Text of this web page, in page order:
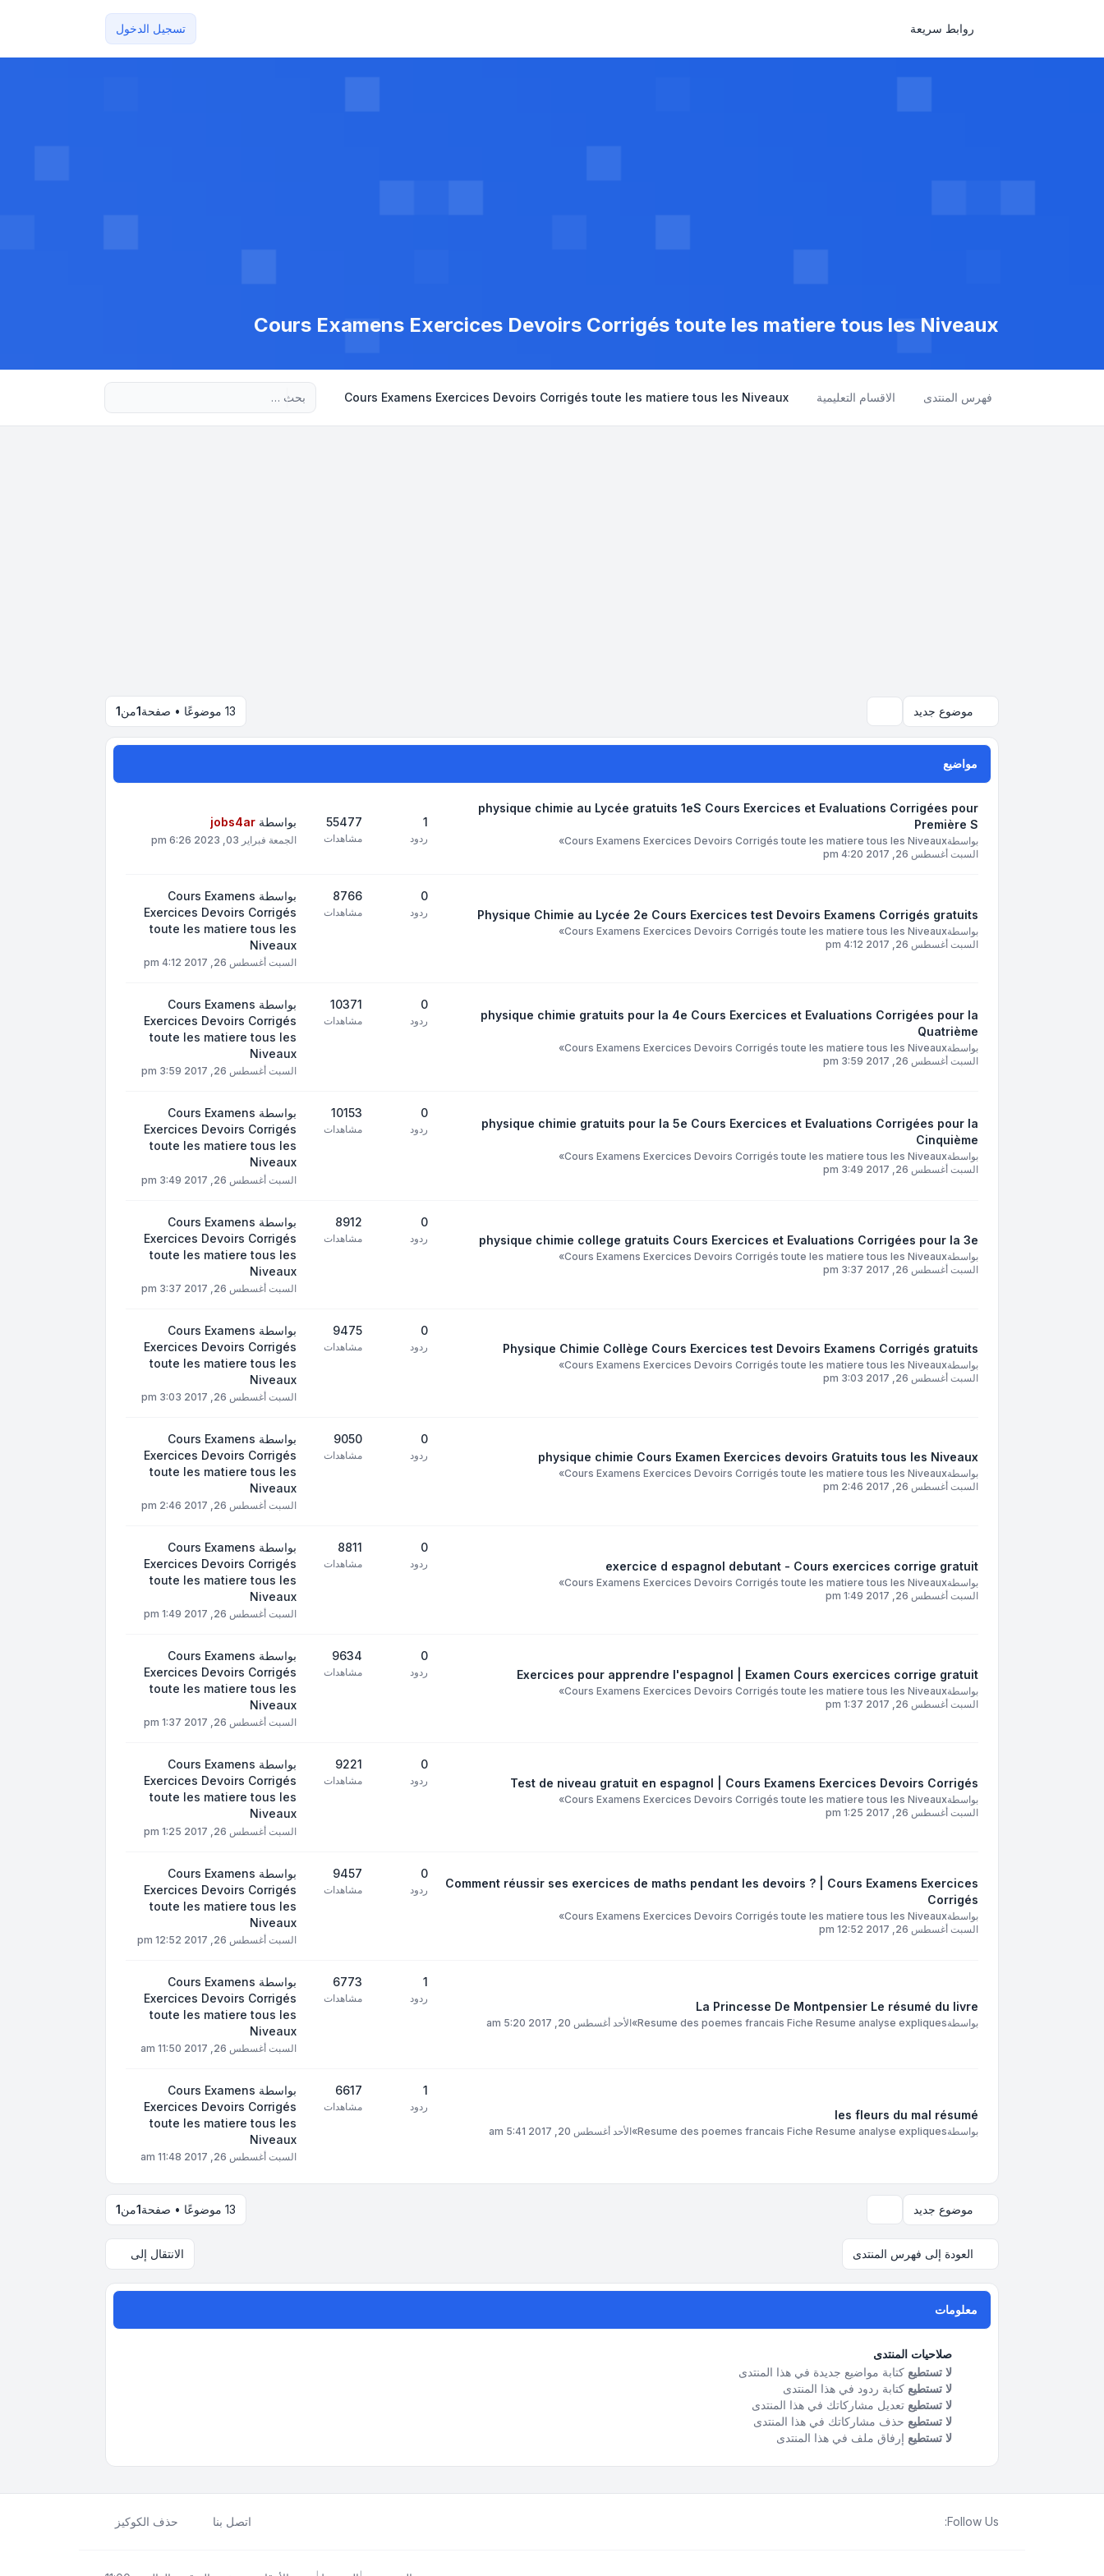
روابط سريعة تسجيل الدخول
Cours Examens Exercices Devoirs Corrigés toute les matiere tous les Niveaux
فهرس المنتدى الاقسام التعليمية Cours Examens Exercices Devoirs Corrigés toute les matiere tous les Niveaux
موضوع جديد 13 موضوعًا • صفحة 1من1
مواضيع
physique chimie au Lycée gratuits 1eS Cours Exercices et Evaluations Corrigées pour
Première S
بواسطةCours Examens Exercices Devoirs Corrigés toute les matiere tous les Niveaux
»
السبت أغسطس 26, 2017 4:20 pm
1
ردود
55477
مشاهدات
بواسطة jobs4ar
الجمعة فبراير 03, 2023 6:26 pm
Physique Chimie au Lycée 2e Cours Exercices test Devoirs Examens Corrigés gratuits
بواسطةCours Examens Exercices Devoirs Corrigés toute les matiere tous les Niveaux
»
السبت أغسطس 26, 2017 4:12 pm
0
ردود
8766
مشاهدات
بواسطة Cours Examens
Exercices Devoirs Corrigés
toute les matiere tous les
Niveaux
السبت أغسطس 26, 2017 4:12 pm
physique chimie gratuits pour la 4e Cours Exercices et Evaluations Corrigées pour la
Quatrième
بواسطةCours Examens Exercices Devoirs Corrigés toute les matiere tous les Niveaux
»
السبت أغسطس 26, 2017 3:59 pm
0
ردود
10371
مشاهدات
بواسطة Cours Examens
Exercices Devoirs Corrigés
toute les matiere tous les
Niveaux
السبت أغسطس 26, 2017 3:59 pm
physique chimie gratuits pour la 5e Cours Exercices et Evaluations Corrigées pour la
Cinquième
بواسطةCours Examens Exercices Devoirs Corrigés toute les matiere tous les Niveaux
»
السبت أغسطس 26, 2017 3:49 pm
0
ردود
10153
مشاهدات
بواسطة Cours Examens
Exercices Devoirs Corrigés
toute les matiere tous les
Niveaux
السبت أغسطس 26, 2017 3:49 pm
physique chimie college gratuits Cours Exercices et Evaluations Corrigées pour la 3e
بواسطةCours Examens Exercices Devoirs Corrigés toute les matiere tous les Niveaux
»
السبت أغسطس 26, 2017 3:37 pm
0
ردود
8912
مشاهدات
بواسطة Cours Examens
Exercices Devoirs Corrigés
toute les matiere tous les
Niveaux
السبت أغسطس 26, 2017 3:37 pm
Physique Chimie Collège Cours Exercices test Devoirs Examens Corrigés gratuits
بواسطةCours Examens Exercices Devoirs Corrigés toute les matiere tous les Niveaux
»
السبت أغسطس 26, 2017 3:03 pm
0
ردود
9475
مشاهدات
بواسطة Cours Examens
Exercices Devoirs Corrigés
toute les matiere tous les
Niveaux
السبت أغسطس 26, 2017 3:03 pm
physique chimie Cours Examen Exercices devoirs Gratuits tous les Niveaux
بواسطةCours Examens Exercices Devoirs Corrigés toute les matiere tous les Niveaux
»
السبت أغسطس 26, 2017 2:46 pm
0
ردود
9050
مشاهدات
بواسطة Cours Examens
Exercices Devoirs Corrigés
toute les matiere tous les
Niveaux
السبت أغسطس 26, 2017 2:46 pm
exercice d espagnol debutant - Cours exercices corrige gratuit
بواسطةCours Examens Exercices Devoirs Corrigés toute les matiere tous les Niveaux
»
السبت أغسطس 26, 2017 1:49 pm
0
ردود
8811
مشاهدات
بواسطة Cours Examens
Exercices Devoirs Corrigés
toute les matiere tous les
Niveaux
السبت أغسطس 26, 2017 1:49 pm
Exercices pour apprendre l'espagnol | Examen Cours exercices corrige gratuit
بواسطةCours Examens Exercices Devoirs Corrigés toute les matiere tous les Niveaux
»
السبت أغسطس 26, 2017 1:37 pm
0
ردود
9634
مشاهدات
بواسطة Cours Examens
Exercices Devoirs Corrigés
toute les matiere tous les
Niveaux
السبت أغسطس 26, 2017 1:37 pm
Test de niveau gratuit en espagnol | Cours Examens Exercices Devoirs Corrigés
بواسطةCours Examens Exercices Devoirs Corrigés toute les matiere tous les Niveaux
»
السبت أغسطس 26, 2017 1:25 pm
0
ردود
9221
مشاهدات
بواسطة Cours Examens
Exercices Devoirs Corrigés
toute les matiere tous les
Niveaux
السبت أغسطس 26, 2017 1:25 pm
Comment réussir ses exercices de maths pendant les devoirs ? | Cours Examens Exercices
Corrigés
بواسطةCours Examens Exercices Devoirs Corrigés toute les matiere tous les Niveaux
»
السبت أغسطس 26, 2017 12:52 pm
0
ردود
9457
مشاهدات
بواسطة Cours Examens
Exercices Devoirs Corrigés
toute les matiere tous les
Niveaux
السبت أغسطس 26, 2017 12:52 pm
La Princesse De Montpensier Le résumé du livre
بواسطةResume des poemes francais Fiche Resume analyse expliques
»الأحد أغسطس 20, 2017 5:20 am
1
ردود
6773
مشاهدات
بواسطة Cours Examens
Exercices Devoirs Corrigés
toute les matiere tous les
Niveaux
السبت أغسطس 26, 2017 11:50 am
les fleurs du mal résumé
بواسطةResume des poemes francais Fiche Resume analyse expliques
»الأحد أغسطس 20, 2017 5:41 am
1
ردود
6617
مشاهدات
بواسطة Cours Examens
Exercices Devoirs Corrigés
toute les matiere tous les
Niveaux
السبت أغسطس 26, 2017 11:48 am
موضوع جديد 13 موضوعًا • صفحة 1من1
العودة إلى فهرس المنتدى الانتقال إلى
معلومات
صلاحيات المنتدى
لا تستطيع كتابة مواضيع جديدة في هذا المنتدى
لا تستطيع كتابة ردود في هذا المنتدى
لا تستطيع تعديل مشاركاتك في هذا المنتدى
لا تستطيع حذف مشاركاتك في هذا المنتدى
لا تستطيع إرفاق ملف في هذا المنتدى
Follow Us: اتصل بنا حذف الكوكيز